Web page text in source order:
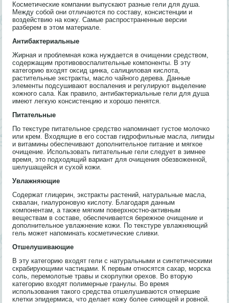
Косметические компании выпускают разные гели для душа.
Между собой они отличаются по составу, консистенции и
воздействию на кожу. Самые распространенные версии
разберем в этом материале.
Антибактериальные
Жирная и проблемная кожа нуждается в очищении средством,
содержащим противовоспалительные компоненты. В эту
категорию входят оксид цинка, салициловая кислота,
растительные экстракты, масло чайного дерева. Данные
элементы подсушивают воспаления и регулируют выделение
кожного сала. Как правило, антибактериальные гели для душа
имеют легкую консистенцию и хорошо пенятся.
Питательные
По текстуре питательное средство напоминает густое молочко
или крем. Входящие в его состав гидрофильные масла, липиды
и витамины обеспечивают дополнительное питание и мягкое
очищение. Использовать питательные гели следует в зимнее
время, это подходящий вариант для очищения обезвоженной,
шелушащейся и сухой кожи.
Увлажняющие
Содержат глицерин, экстракты растений, натуральные масла,
сквалан, гиалуроновую кислоту. Благодаря данным
компонентам, а также мягким поверхностно-активным
веществам в составе, обеспечивается бережное очищение и
дополнительное увлажнение кожи. По текстуре увлажняющий
гель может напоминать косметические сливки.
Отшелушивающие
В эту категорию входят гели с натуральными и синтетическими
скрабирующими частицами. К первым относятся сахар, морска
соль, перемолотые травы и скорлупки орехов. Во вторую
категорию входят полимерные гранулы. Во время
использования такого средства отшелушиваются отмершие
клетки эпидермиса, что делает кожу более сияющей и ровной.